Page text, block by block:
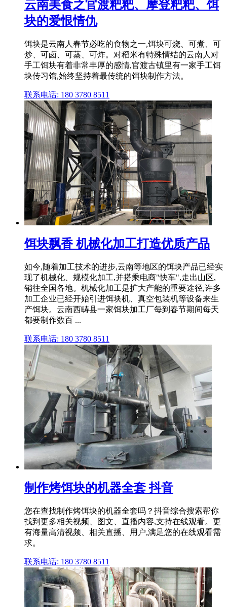
云南美食之官渡粑粑、摩登粑粑、饵
块的爱恨情仇
饵块是云南人春节必吃的食物之一,饵块可烧、可煮、可
炒、可卤、可蒸、可炸。对稻米有特殊情结的云南人对
手工饵块有着非常丰厚的感情,官渡古镇里有一家手工饵
块传习馆,始终坚持着最传统的饵块制作方法。
联系电话: 180 3780 8511
饵块飘香 机械化加工打造优质产品
如今,随着加工技术的进步,云南等地区的饵块产品已经实
现了机械化、规模化加工,并搭乘电商"快车",走出山区,
销往全国各地。机械化加工是扩大产能的重要途径,许多
加工企业已经开始引进饵块机、真空包装机等设备来生
产饵块。云南西畴县一家饵块加工厂每到春节期间每天
都要制作数百 ...
联系电话: 180 3780 8511
制作烤饵块的机器全套 抖音
您在查找制作烤饵块的机器全套吗？抖音综合搜索帮你
找到更多相关视频、图文、直播内容,支持在线观看。更
有海量高清视频、相关直播、用户,满足您的在线观看需
求。
联系电话: 180 3780 8511